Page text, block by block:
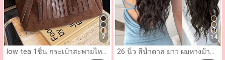
7
low tea 1ชิ้น กระเป๋าสะพายไหล่
14
26 นิ้ว สีน้ำตาล ยาว ผมหางม้าแ